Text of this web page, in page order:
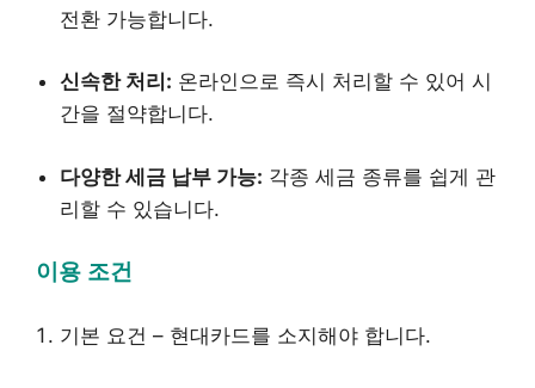
전환 가능합니다.
신속한 처리: 온라인으로 즉시 처리할 수 있어 시
간을 절약합니다.
다양한 세금 납부 가능: 각종 세금 종류를 쉽게 관
리할 수 있습니다.
이용 조건
기본 요건 – 현대카드를 소지해야 합니다.